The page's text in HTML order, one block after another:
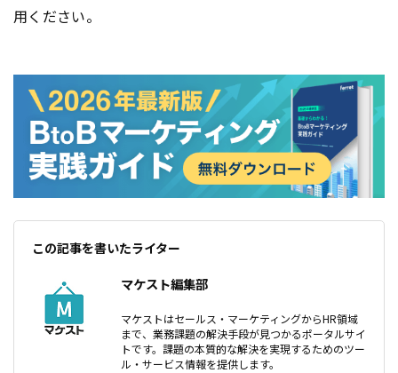
用ください。
この記事を書いたライター
マケスト編集部
マケストはセールス・マーケティングからHR領域
まで、業務課題の解決手段が見つかるポータルサイ
トです。課題の本質的な解決を実現するためのツー
ル・サービス情報を提供します。